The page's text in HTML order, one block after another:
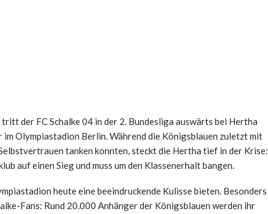
der FC Schalke 04 in der 2. Bundesliga auswärts bei Hertha
Olympiastadion Berlin. Während die Königsblauen zuletzt mit
tanken konnten, steckt die Hertha tief in der Krise:
auf einen Sieg und muss um den Klassenerhalt bangen.
heute eine beeindruckende Kulisse bieten. Besonders
Fans: Rund 20.000 Anhänger der Königsblauen werden ihr